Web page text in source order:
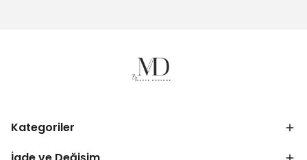
Kategoriler